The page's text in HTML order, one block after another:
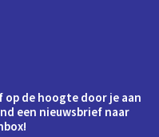
de hoogte door je aan
een nieuwsbrief naar